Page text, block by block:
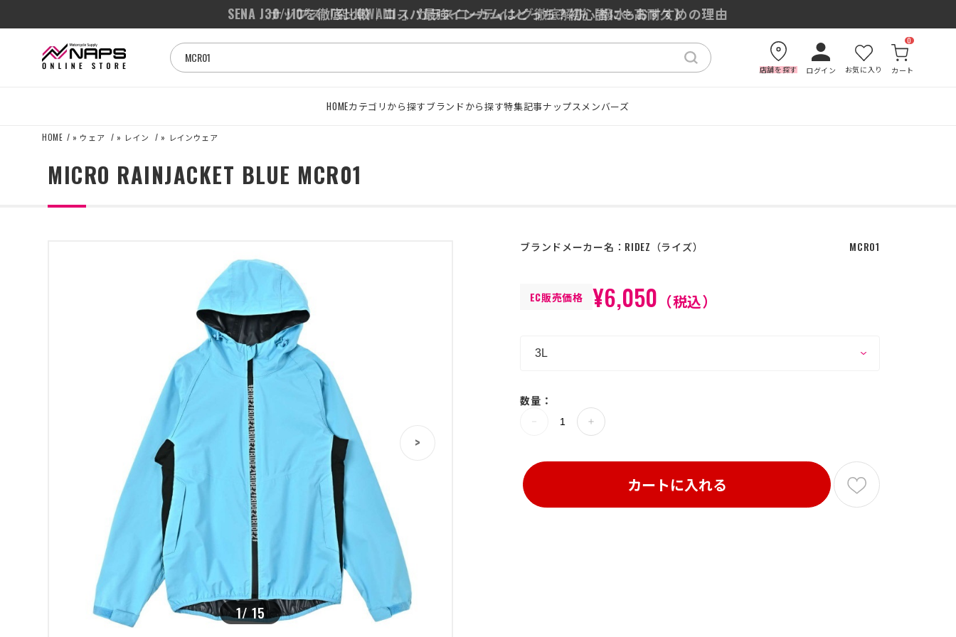
SENA J30/J10を徹底比較｜コスパ最強インカムはどっち？初心者にもおすすめの理由
店舗を探す ログイン お気に入り カート
0
HOMEカテゴリから探すブランドから探す特集記事ナップスメンバーズ
HOME » ウェア » レイン » レインウェア
MICRO RAINJACKET BLUE MCR01
1/15
>
ブランドメーカー名： RIDEZ ライズ MCR01
EC販売価格 ¥6,050 （税込）
数量：
カートに入れる